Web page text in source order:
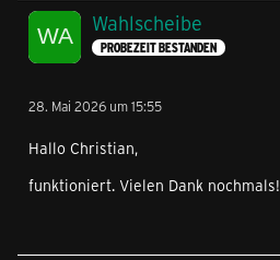
Wahlscheibe
PROBEZEIT BESTANDEN
28. Mai 2026 um 15:55
Hallo Christian,
funktioniert. Vielen Dank nochmals!